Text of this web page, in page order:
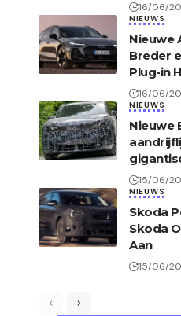
16/06/
NIEUWS
Nieuwe
Breder
Plug-in
16/06/
NIEUWS
Nieuwe
15/06/
NIEUWS
Skoda
Skoda
Aan
15/06/